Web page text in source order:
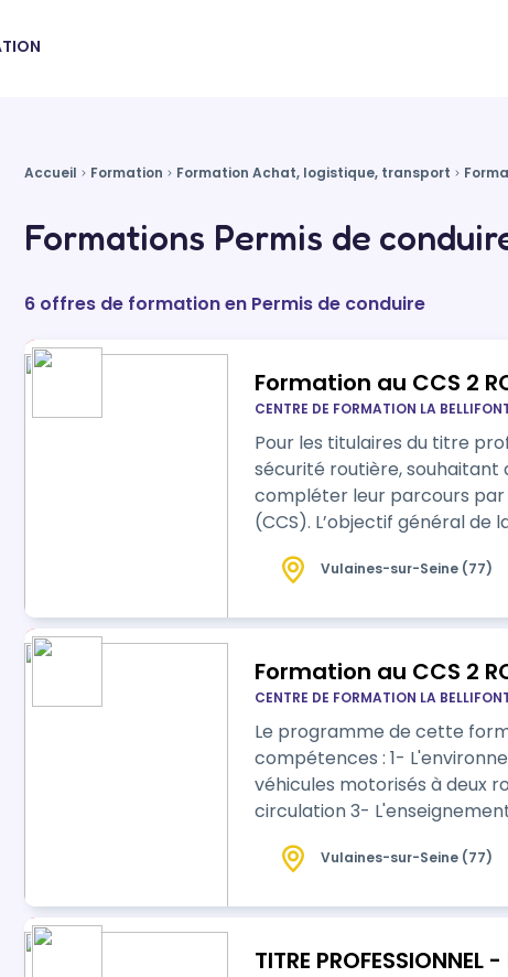
Accueil Formation Formation Achat, logistique, transport
Formations Permis de
6 offres de formation en Permis de conduire
Formation au CCS 2
CENTRE DE FORMATION LA
Pour les titulaires du titre
sécurité routière, souhaitant
compléter leur parcours
(CCS). L’objectif général de
ROUES) et ainsi se
Vulaines-sur-Seine (77)
Formation au CCS 2
CENTRE DE FORMATION LA
Le programme de cette
compétences : 1- L'environnement de la sécurité et de la conduite routière des
véhicules motorisés à deux roues 2- Conduite personnelle en
circulation 3- L'enseignement de la conduite d'un véhicule motorisé à deux roues
Vulaines-sur-Seine (77)
TITRE